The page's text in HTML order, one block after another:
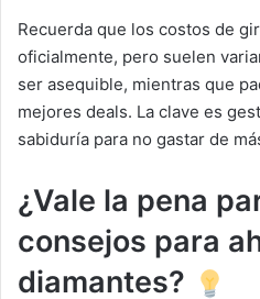
Recuerda que los costos de
oficialmente, pero suelen
ser asequible, mientras que
mejores deals. La clave es
sabiduría para no gastar de
¿Vale la pena
consejos para
diamantes?